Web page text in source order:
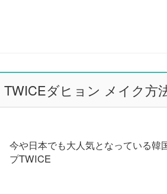
TWICEダヒョン メイク方
今や日本でも大人気となっている韓
プTWICE